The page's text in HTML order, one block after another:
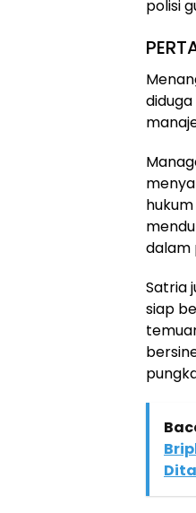
polisi
dalam
Satria
siap